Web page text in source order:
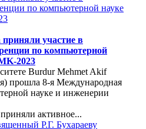
участие в
по компьютерной
2023
Burdur Mehmet Akif
прошла 8-я Международная
науке и инженерии
активное...